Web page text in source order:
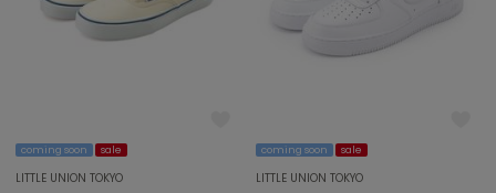
coming soon sale
LITTLE UNION TOKYO
coming soon sale
LITTLE UNION TOKYO